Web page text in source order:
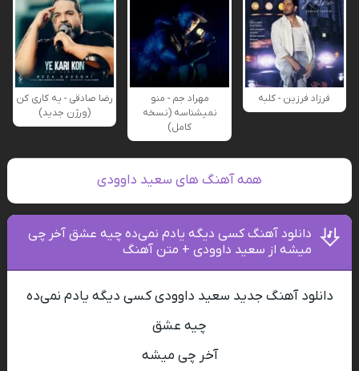
فرزاد فرزین - کلبه
مهراد جم - منو
نمیشناسه (نسخه
کامل)
رضا صادقی - یه کاری کن
(ورژن جدید)
همه آهنگ های سعید داوودی
دانلود آهنگ کسی دیگه یادم نمی‌ده چیه عشق آخر چی
میشه از سعید داوودی + متن آهنگ
دانلود آهنگ جدید سعید داوودی کسی دیگه یادم نمی‌ده
چیه عشق
آخر چی میشه